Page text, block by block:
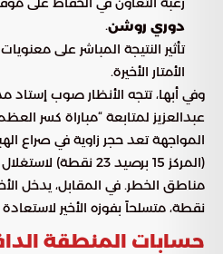
دوري روشن.
تأثير النتيجة المباشر على
الأمتار الأخيرة.
وفي أبها، تتجه الأنظار صوب إستاد
عبدالعزيز لمتابعة “مباراة كسر
المواجهة تعد حجر زاوية في
(المركز 15 برصيد 23
نقطة، متسلحاً بفوزه الأخير لاستعادة
حسابات المنطقة